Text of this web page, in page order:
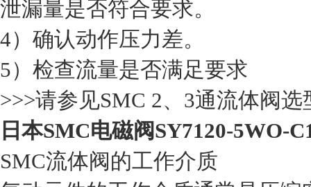
泄漏量是否符合要求。
4）确认动作压力差。
5）检查流量是否满足要求
>>>请参见SMC 2、3通流体阀选
日本SMC电磁阀SY7120-5WO-
SMC流体阀的工作介质